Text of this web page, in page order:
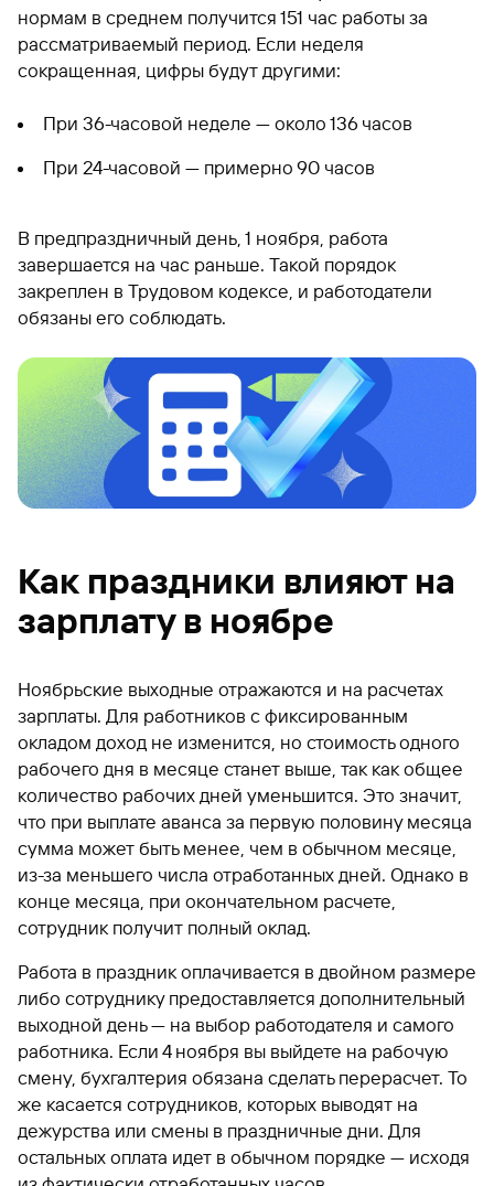
нормам в среднем получится 151 час работы за
рассматриваемый период. Если неделя
сокращенная, цифры будут другими:
При 36-часовой неделе — около 136 часов
При 24-часовой — примерно 90 часов
В предпраздничный день, 1 ноября, работа
завершается на час раньше. Такой порядок
закреплен в Трудовом кодексе, и работодатели
обязаны его соблюдать.
Как праздники влияют на
зарплату в ноябре
Ноябрьские выходные отражаются и на расчетах
зарплаты. Для работников с фиксированным
окладом доход не изменится, но стоимость одного
рабочего дня в месяце станет выше, так как общее
количество рабочих дней уменьшится. Это значит,
что при выплате аванса за первую половину месяца
сумма может быть менее, чем в обычном месяце,
из-за меньшего числа отработанных дней. Однако в
конце месяца, при окончательном расчете,
сотрудник получит полный оклад.
Работа в праздник оплачивается в двойном размере
либо сотруднику предоставляется дополнительный
выходной день — на выбор работодателя и самого
работника. Если 4 ноября вы выйдете на рабочую
смену, бухгалтерия обязана сделать перерасчет. То
же касается сотрудников, которых выводят на
дежурства или смены в праздничные дни. Для
остальных оплата идет в обычном порядке — исходя